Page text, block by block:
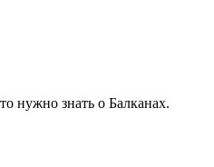
нужно знать о Балканах.